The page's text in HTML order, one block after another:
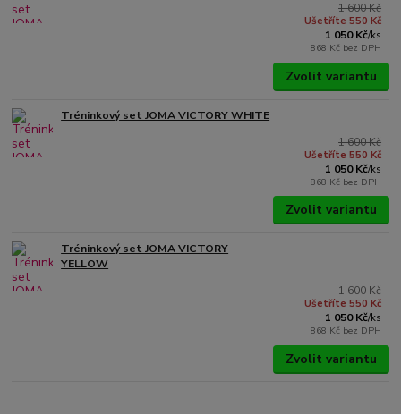
1 600 Kč
Ušetříte 550 Kč
1 050 Kč/ks
868 Kč bez DPH
Zvolit variantu
Tréninkový set JOMA VICTORY WHITE
1 600 Kč
Ušetříte 550 Kč
1 050 Kč/ks
868 Kč bez DPH
Zvolit variantu
Tréninkový set JOMA VICTORY
YELLOW
1 600 Kč
Ušetříte 550 Kč
1 050 Kč/ks
868 Kč bez DPH
Zvolit variantu